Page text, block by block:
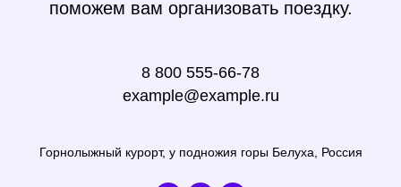
поможем вам организовать поездку.
8 800 555-66-78
example@example.ru
Горнолыжный курорт, у подножия горы Белуха, Россия